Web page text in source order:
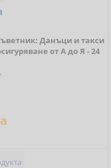
Данъци и такси
от А до Я - 24